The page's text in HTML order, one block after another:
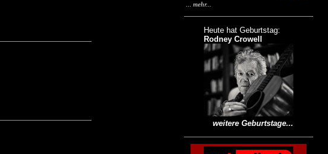
mehr...
Heute hat Geburtstag:
Rodney Crowell
weitere Geburtstage...